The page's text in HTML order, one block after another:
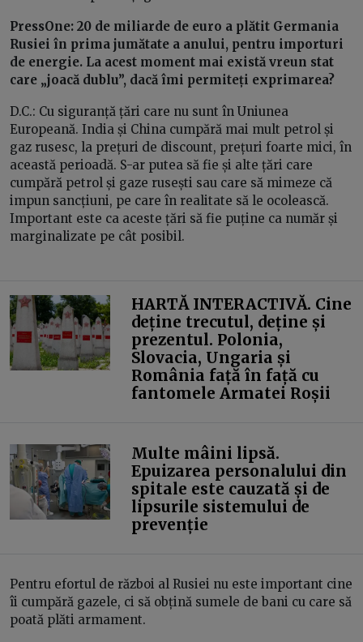
PressOne: 20 de miliarde de euro a plătit Germania
Rusiei în prima jumătate a anului, pentru importuri
de energie. La acest moment mai există vreun stat
care „joacă dublu”, dacă îmi permiteți exprimarea?
D.C.: Cu siguranță țări care nu sunt în Uniunea
Europeană. India și China cumpără mai mult petrol și
gaz rusesc, la prețuri de discount, prețuri foarte mici, în
această perioadă. S-ar putea să fie și alte țări care
cumpără petrol și gaze rusești sau care să mimeze că
impun sancțiuni, pe care în realitate să le ocolească.
Important este ca aceste țări să fie puține ca număr și
marginalizate pe cât posibil.
HARTĂ INTERACTIVĂ. Cine
deține trecutul, deține și
prezentul. Polonia,
Slovacia, Ungaria și
România față în față cu
fantomele Armatei Roșii
Multe mâini lipsă.
Epuizarea personalului din
spitale este cauzată și de
lipsurile sistemului de
prevenție
Pentru efortul de război al Rusiei nu este important cine
îi cumpără gazele, ci să obțină sumele de bani cu care să
poată plăti armament.